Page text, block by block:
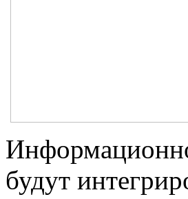
будут